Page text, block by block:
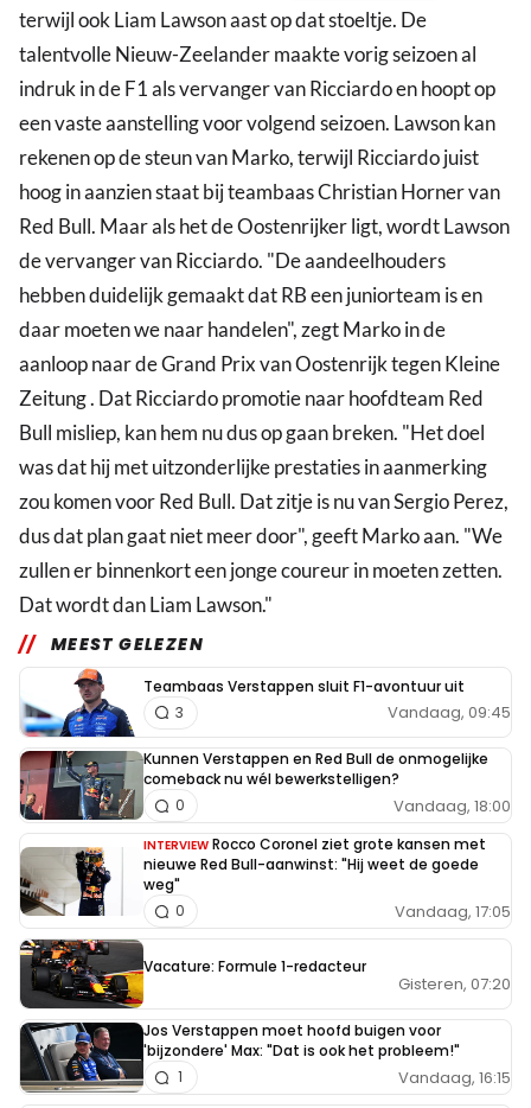
terwijl ook Liam Lawson aast op dat stoeltje. De
talentvolle Nieuw-Zeelander maakte vorig seizoen al
indruk in de F1 als vervanger van Ricciardo en hoopt op
een vaste aanstelling voor volgend seizoen. Lawson kan
rekenen op de steun van Marko, terwijl Ricciardo juist
hoog in aanzien staat bij teambaas Christian Horner van
Red Bull. Maar als het de Oostenrijker ligt, wordt Lawson
de vervanger van Ricciardo. "De aandeelhouders
hebben duidelijk gemaakt dat RB een juniorteam is en
daar moeten we naar handelen", zegt Marko in de
aanloop naar de Grand Prix van Oostenrijk tegen Kleine
Zeitung . Dat Ricciardo promotie naar hoofdteam Red
Bull misliep, kan hem nu dus op gaan breken. "Het doel
was dat hij met uitzonderlijke prestaties in aanmerking
zou komen voor Red Bull. Dat zitje is nu van Sergio Perez,
dus dat plan gaat niet meer door", geeft Marko aan. "We
zullen er binnenkort een jonge coureur in moeten zetten.
Dat wordt dan Liam Lawson."
MEEST GELEZEN
Teambaas Verstappen sluit F1-avontuur uit
Vandaag, 09:45
3
Kunnen Verstappen en Red Bull de onmogelijke
comeback nu wél bewerkstelligen?
Vandaag, 18:00
0
INTERVIEW Rocco Coronel ziet grote kansen met
nieuwe Red Bull-aanwinst: "Hij weet de goede
weg"
Vandaag, 17:05
0
Vacature: Formule 1-redacteur
Gisteren, 07:20
Jos Verstappen moet hoofd buigen voor
'bijzondere' Max: "Dat is ook het probleem!"
Vandaag, 16:15
1